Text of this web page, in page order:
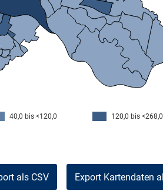
120,0 bis <268,0
40,0 bis <120,0
als CSV